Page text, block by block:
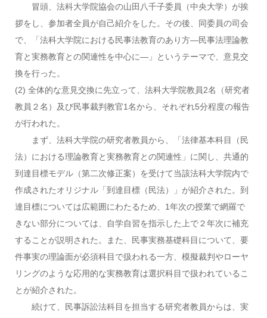
冒頭、法科大学院協会の山田八千子委員（中央大学）が挨
拶をし、参加者全員が自己紹介をした。その後、同委員の司会
で、「法科大学院における民事法教育のあり方―民事法理論教
育と実務教育との関連性を中心に―」というテーマで、意見交
換を行った。
(2) 全体的な意見交換に先立って、法科大学院教員2名（研究者
教員２名）及び民事裁判教官1名から、それぞれ5分程度の報告
が行われた。
まず、法科大学院の研究者教員から、「法律基本科目（民
法）における理論教育と実務教育との関連性」に関し、共通的
到達目標モデル（第二次修正案）を受けて当該法科大学院内で
作成されたオリジナル「到達目標（民法）」が紹介された。到
達目標については広範囲にわたるため、1年次の授業で網羅で
きない部分については、自学自習を指示した上で２年次に補充
することが説明された。また、民事実務基礎科目について、要
件事実の理論面が必須科目で扱われる一方、模擬裁判やローヤ
リングのような応用的な実務教育は選択科目で扱われているこ
とが紹介された。
続けて、民事訴訟法科目を担当する研究者教員からは、実